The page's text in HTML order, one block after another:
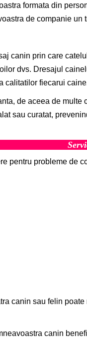
formata din
de companie un
canin prin care
dvs. Dresajul
calitatilor fiecarui
de aceea de
sau curatat,
pentru probleme de
canin sau felin
canin